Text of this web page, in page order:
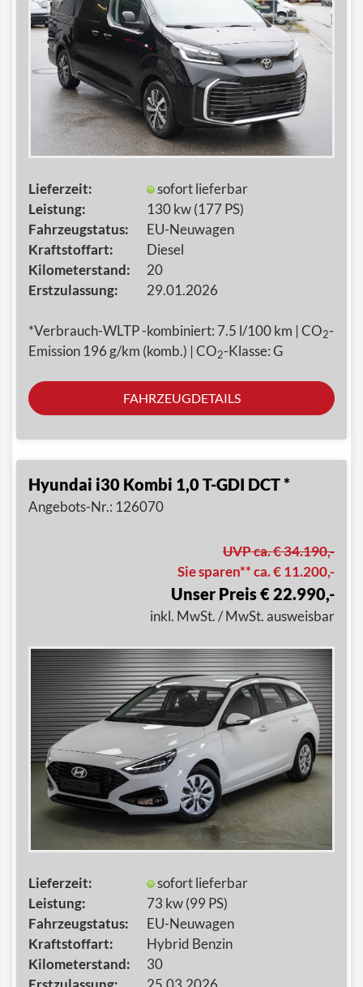
Lieferzeit:
Leistung:
Fahrzeugstatus:
Kraftstoffart:
Kilometerstand:
Erstzulassung:
sofort lieferbar
130 kw (177 PS)
EU-Neuwagen
Diesel
20
29.01.2026
*Verbrauch-WLTP -kombiniert: 7.5 l/100 km | CO2-
Emission 196 g/km (komb.) | CO2-Klasse: G
FAHRZEUGDETAILS
Hyundai i30 Kombi 1,0 T-GDI DCT *
Angebots-Nr.: 126070
UVP ca. € 34.190,-
Sie sparen** ca. € 11.200,-
Unser Preis € 22.990,-
inkl. MwSt. / MwSt. ausweisbar
Lieferzeit:
Leistung:
Fahrzeugstatus:
Kraftstoffart:
Kilometerstand:
sofort lieferbar
73 kw (99 PS)
EU-Neuwagen
Hybrid Benzin
30